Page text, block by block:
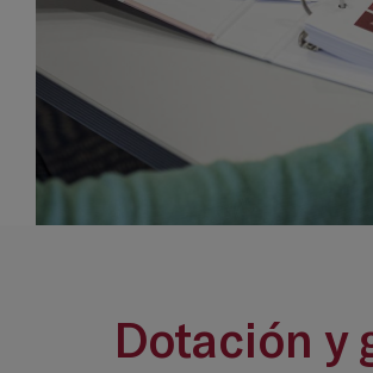
Dotación y